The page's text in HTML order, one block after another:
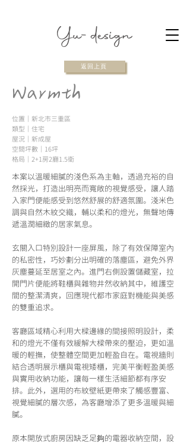
返回上頁
Warmth
位置｜新北市三重區
類型｜住宅
屋況｜新成屋
空間坪數｜16坪
​格局｜2+1房2廳1.5衛
本案以溫暖細膩的淺色系為主軸，透過充裕的自
然採光，打造出明亮而寬敞的視覺感受，讓人踏
入家門便能感受到悠然舒展的舒適氛圍。淺米色
調與自然木紋交織，輔以柔和的燈光，無聲地傳
遞溫潤細緻的居家氣息。
玄關入口特別設計一座屏風，除了有效保障室內
的私密性，巧妙劃分出明確的落塵區，避免外界
灰塵蔓延至居室之內。進門右側設置儲藏室，拉
開門片便能將鞋櫃與雜物井然收納其中，維護空
間的整潔清爽，回應現代都市家庭對機能與美感
的雙重追求。
客廳區域精心利用大樑邊緣的間接照明設計，柔
和的燈光不僅有效緩解大樑帶來的壓迫，更如溫
暖的輕撫，使整體空間更加輕盈自在。電視牆則
結合透明展示櫃與電視矮櫃，完美平衡輕盈美感
與實用收納功能，讓每一樣生活細節都有序安
排。此外，選用的布紋壁紙更帶來了觸感豐富、
視覺細膩的層次感，為客廳增添了更多溫暖與細
膩。
原本開放式廚房因缺乏足夠的電器收納空間，設